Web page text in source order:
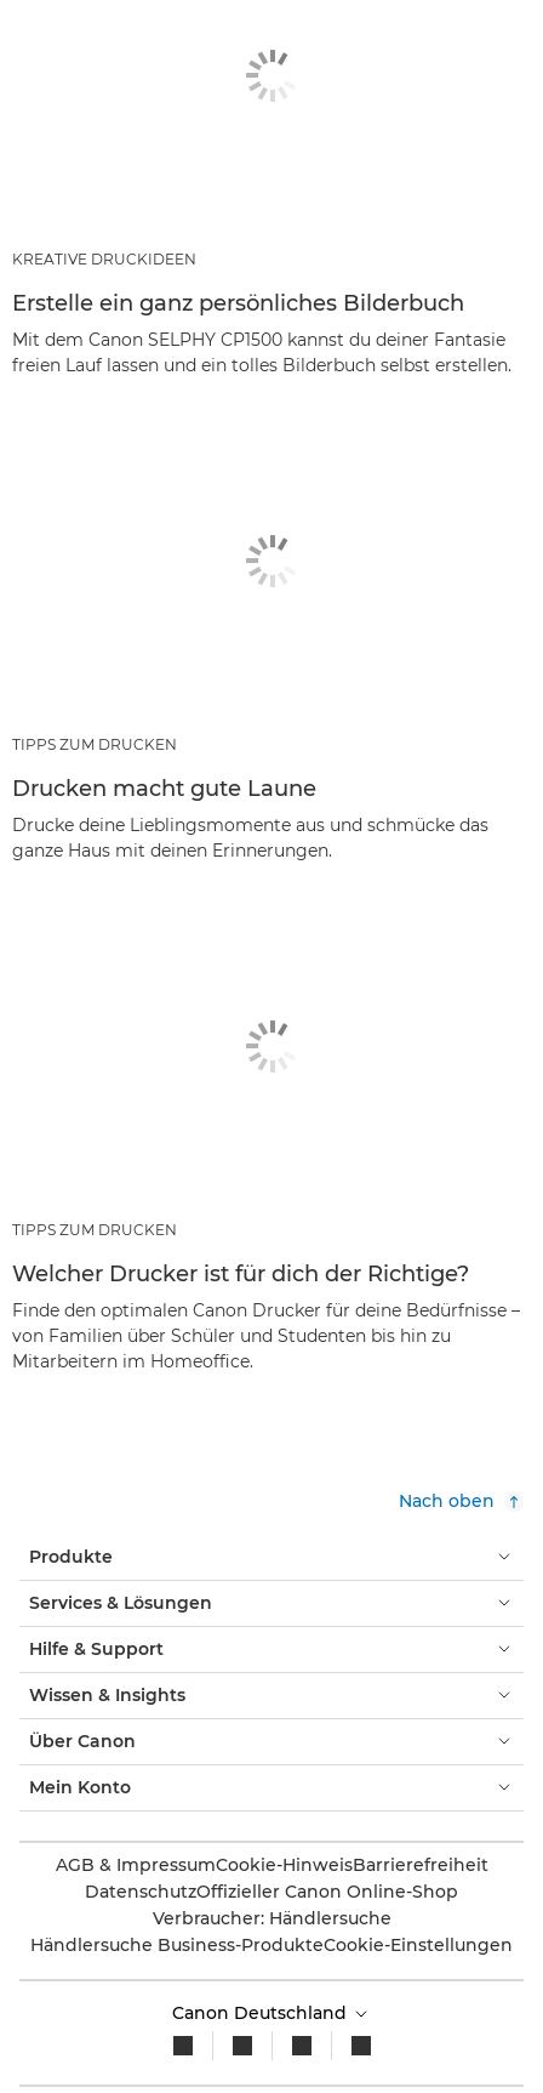
KREATIVE DRUCKIDEEN
Erstelle ein ganz persönliches Bilderbuch
Mit dem Canon SELPHY CP1500 kannst du deiner Fantasie
freien Lauf lassen und ein tolles Bilderbuch selbst erstellen.
TIPPS ZUM DRUCKEN
Drucken macht gute Laune
Drucke deine Lieblingsmomente aus und schmücke das
ganze Haus mit deinen Erinnerungen.
TIPPS ZUM DRUCKEN
Welcher Drucker ist für dich der Richtige?
Finde den optimalen Canon Drucker für deine Bedürfnisse –
von Familien über Schüler und Studenten bis hin zu
Mitarbeitern im Homeoffice.
Nach oben
Produkte
Services & Lösungen
Hilfe & Support
Wissen & Insights
Über Canon
Mein Konto
AGB & ImpressumCookie-HinweisBarrierefreiheit
DatenschutzOffizieller Canon Online-Shop
Verbraucher: Händlersuche
Händlersuche Business-ProdukteCookie-Einstellungen
Canon Deutschland